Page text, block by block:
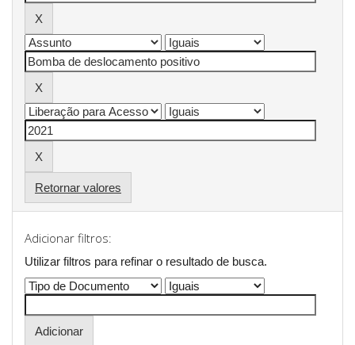
Retornar valores
Adicionar filtros:
Utilizar filtros para refinar o resultado de busca.